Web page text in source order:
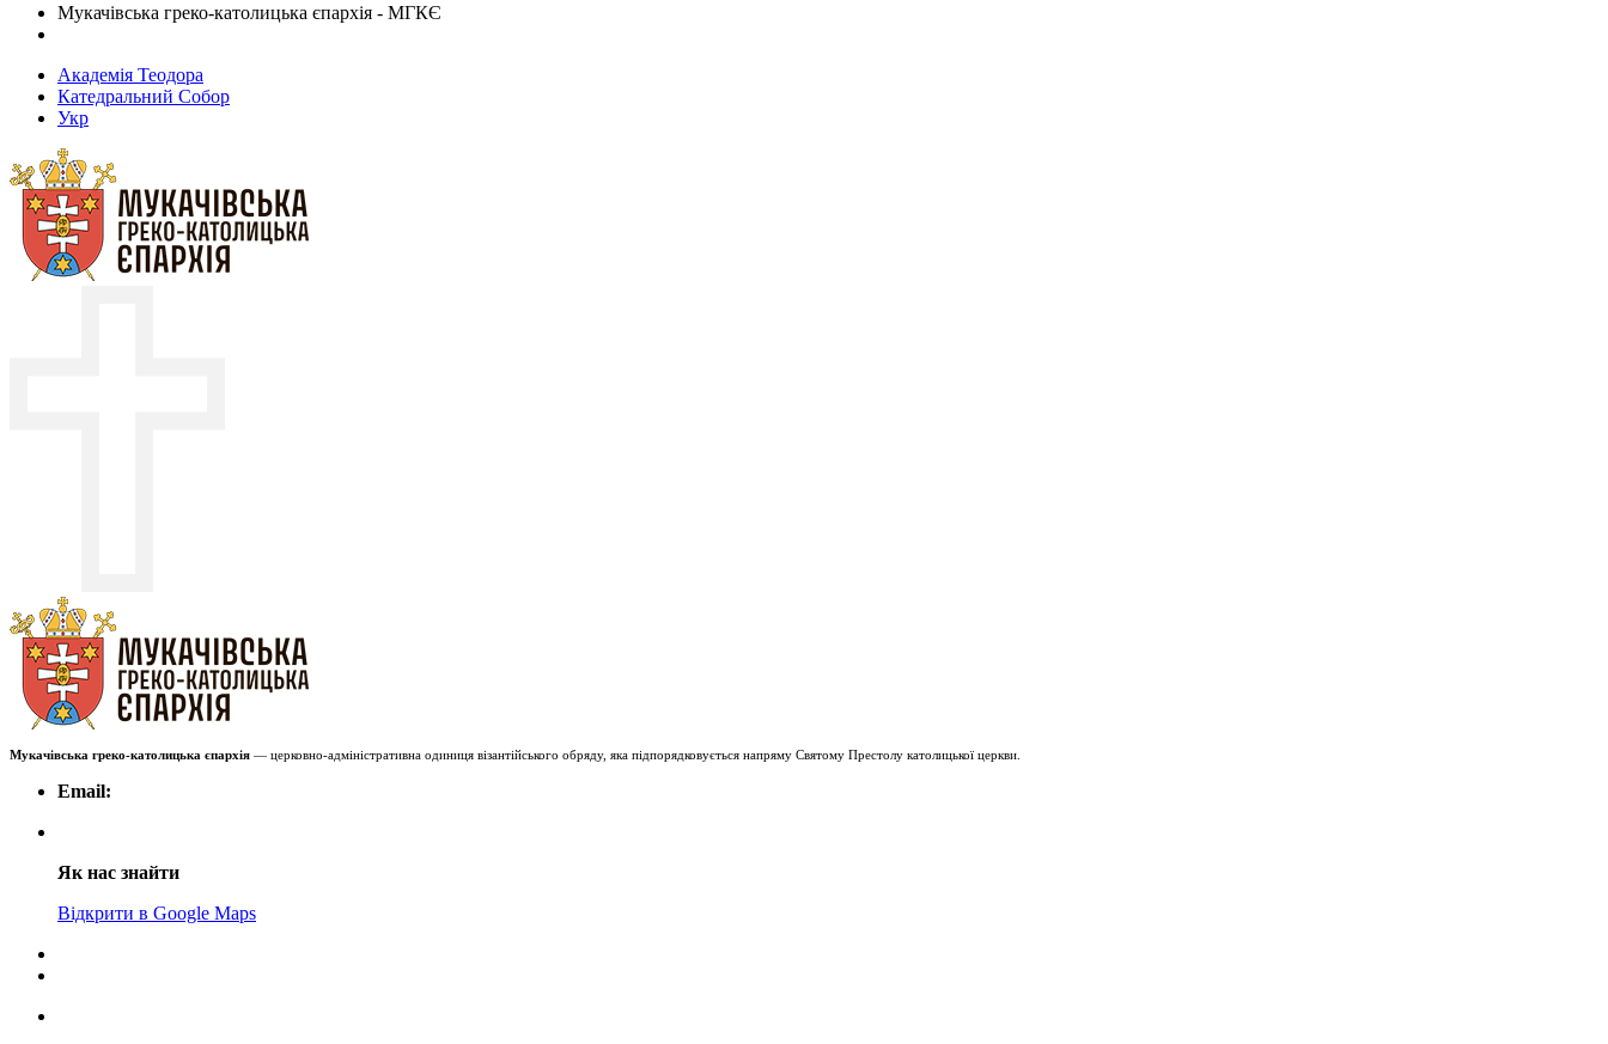
Мукачівська греко-католицька єпархія - МГКЄ
Академія Теодора
Катедральний Собор
Укр
Мукачівська греко-католицька єпархія — церковно-адміністративна одиниця візантійського обряду, яка підпорядковується напряму Святому Престолу католицької церкви.
Email:
Як нас знайти
Відкрити в Google Maps